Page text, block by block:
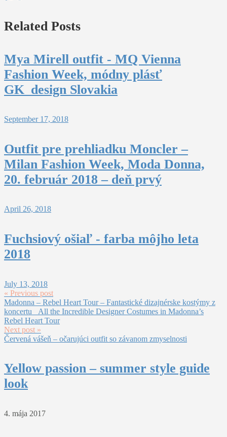
Related Posts
Mya Mirell outfit - MQ Vienna
Fashion Week, módny plásť
GK_design Slovakia
September 17, 2018
Outfit pre prehliadku Moncler –
Milan Fashion Week, Moda Donna,
20. február 2018 – deň prvý
April 26, 2018
Fuchsiový ošiaľ - farba môjho leta
2018
July 13, 2018
« Previous post
Madonna – Rebel Heart Tour – Fantastické dizajnérske kostýmy z
koncertu _All the Incredible Designer Costumes in Madonna’s
Rebel Heart Tour
Next post »
Červená vášeň – očarujúci outfit so závanom zmyselnosti
Yellow passion – summer style guide
look
4. mája 2017